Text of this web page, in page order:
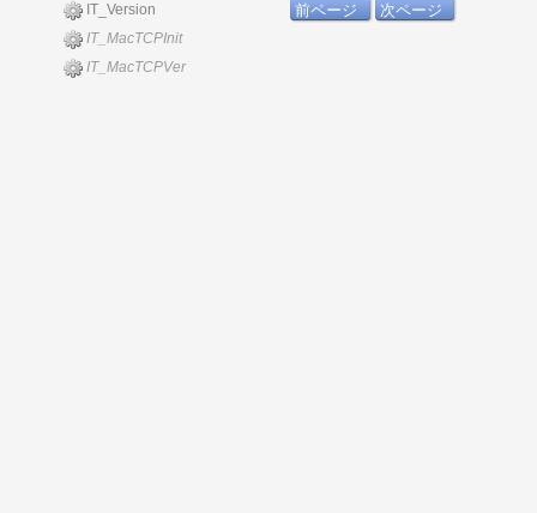
IT_Version
IT_MacTCPInit
IT_MacTCPVer
前ページ 次ページ